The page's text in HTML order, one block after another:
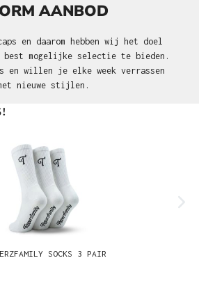
AANBOD
en daarom hebben wij het doel
best mogelijke selectie te bieden.
en willen je elke week verrassen
nieuwe stijlen.
SOCKS 3 PAIR